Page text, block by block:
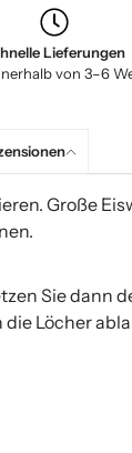
Lieferungen
von 3–6
Große
Sie dann
die Löcher